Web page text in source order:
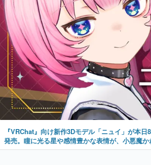
『VRChat』向け新作3Dモデル「ニュイ」が本
発売。瞳に光る星や感情豊かな表情が、小悪魔か